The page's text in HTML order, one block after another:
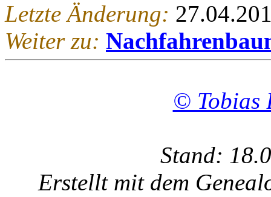
Letzte Änderung:
Weiter zu:
© Tobias
Stand:
Erstellt mit dem